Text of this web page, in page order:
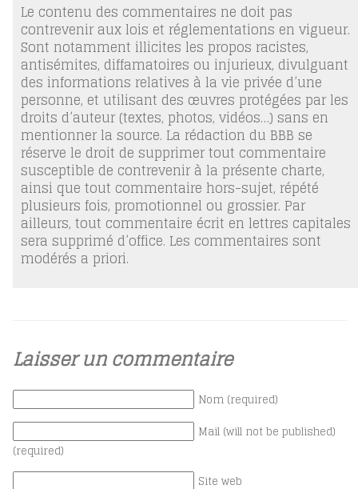
Le contenu des commentaires ne doit pas
contrevenir aux lois et réglementations en vigueur.
Sont notamment illicites les propos racistes,
antisémites, diffamatoires ou injurieux, divulguant
des informations relatives à la vie privée d’une
personne, et utilisant des œuvres protégées par les
droits d’auteur (textes, photos, vidéos…) sans en
mentionner la source. La rédaction du BBB se
réserve le droit de supprimer tout commentaire
susceptible de contrevenir à la présente charte,
ainsi que tout commentaire hors-sujet, répété
plusieurs fois, promotionnel ou grossier. Par
ailleurs, tout commentaire écrit en lettres capitales
sera supprimé d’office. Les commentaires sont
modérés a priori.
Laisser un commentaire
Nom (required)
Mail (will not be published)
(required)
Site web